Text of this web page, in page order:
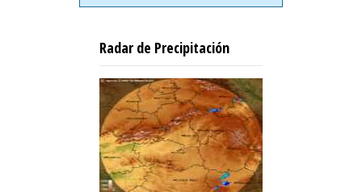
Radar de Precipitación